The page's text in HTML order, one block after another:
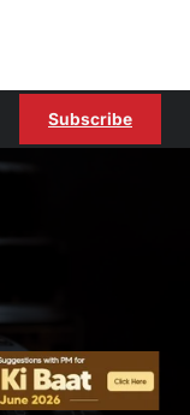
Subscribe